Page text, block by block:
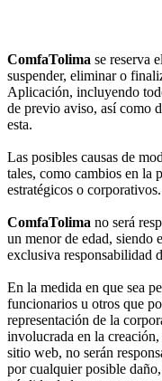
ComfaTolima se reserva
suspender, eliminar o
Aplicación, incluyendo
de previo aviso, así como
esta.
Las posibles causas de
tales, como cambios en
estratégicos o corporativos.
ComfaTolima no será
un menor de edad,
exclusiva responsabilidad
En la medida en que sea
funcionarios u otros que
representación de la
involucrada en la
sitio web, no serán
por cualquier posible